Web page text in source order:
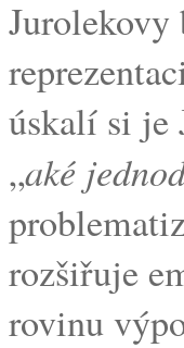
úskalí si je
„aké
rozšiřuje
rovinu